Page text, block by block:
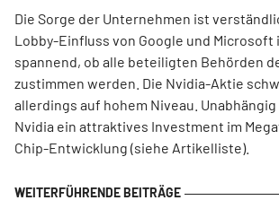
Die Sorge der Unternehmen ist
Lobby-Einfluss von Google und Microsoft
spannend, ob alle beteiligten Behörden
zustimmen werden. Die Nvidia-Aktie
allerdings auf hohem Niveau. Unabhängig
Nvidia ein attraktives Investment im
Chip-Entwicklung (siehe Artikelliste).